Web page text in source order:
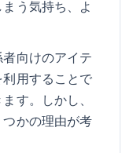
う気持ち、よ
向けのアイテ
用することで
す。しかし、
かの理由が考